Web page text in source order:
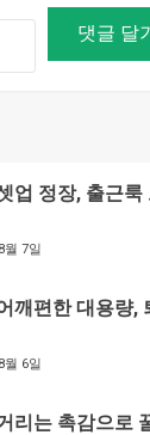
업 정장, 출근룩
월 7일
깨편한 대용량,
월 6일
리는 촉감으로